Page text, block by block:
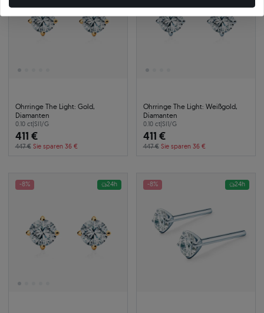
Ohrringe The Light: Gold,
Diamanten
0.10 ct|SI1/G
411 €
447 € Sie sparen 36 €
Ohrringe The Light: Weißgold,
Diamanten
0.10 ct|SI1/G
411 €
447 € Sie sparen 36 €
-8% 24h -8% 24h